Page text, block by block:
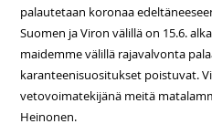
palautetaan koronaa
Suomen ja Viron välillä on 15.6.
maidemme välillä rajavalvonta
karanteenisuositukset poistuvat.
vetovoimatekijänä meitä
Heinonen.